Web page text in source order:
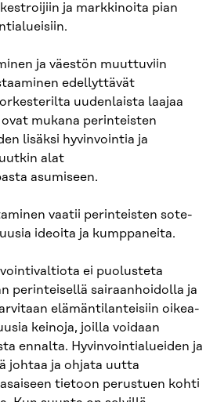
ja markkinoita pian
ja väestön muuttuviin
edellyttävät
uudenlaista laajaa
mukana perinteisten
lisäksi hyvinvointia ja
alat
asumiseen.
vaatii perinteisten sote-
ideoita ja kumppaneita.
ei puolusteta
perinteisellä sairaanhoidolla ja
elämäntilanteisiin oikea-
keinoja, joilla voidaan
ennalta. Hyvinvointialueiden ja
johtaa ja ohjata uutta
tietoon perustuen kohti